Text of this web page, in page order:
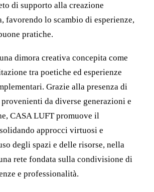
di supporto alla creazione
favorendo lo scambio di esperienze,
pratiche.
dimora creativa concepita come
tra poetiche ed esperienze
Grazie alla presenza di
da diverse generazioni e
CASA LUFT promuove il
approcci virtuosi e
degli spazi e delle risorse, nella
rete fondata sulla condivisione di
e professionalità.